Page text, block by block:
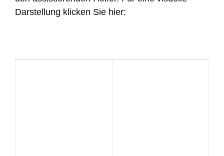
Darstellung klicken Sie hier: